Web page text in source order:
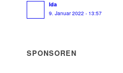
Ida
9. Januar 2022 - 13:57
SPONSOREN